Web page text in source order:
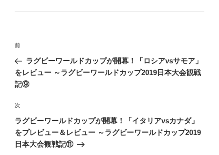
投
ナ
ビ
ー
シ
ョ
ン
前
の
投
稿
前
ラグビーワールドカップが開幕！「ロシアvsサモア」
をレビュー ～ラグビーワールドカップ2019日本大会観戦
記⑨
次
の
投
稿
次
ラグビーワールドカップが開幕！「イタリアvsカナダ」
をプレビュー＆レビュー ～ラグビーワールドカップ2019
日本大会観戦記⑪